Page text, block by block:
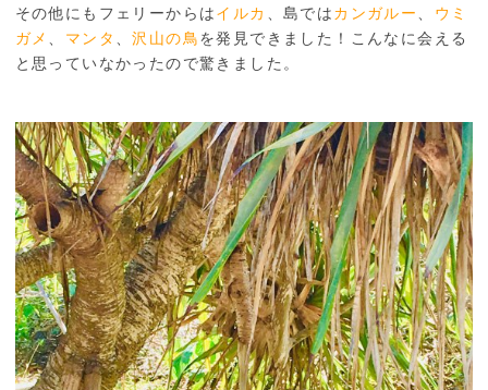
その他にもフェリーからはイルカ 、島ではカンガルー、 ウミ
ガメ 、 マンタ 、沢山の鳥を発見できました！こんなに会える
と思っていなかったので驚きました。